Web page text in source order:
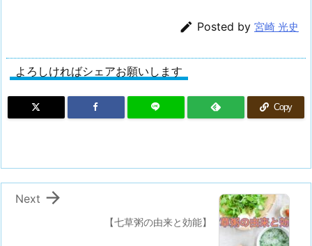
 Posted by 宮崎 光史
よろしければシェアお願いします
Copy
【七草粥の由来と効能】

Next